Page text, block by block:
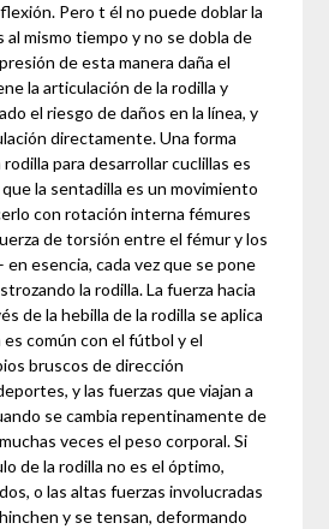
Pero t él no puede doblar la
al mismo tiempo y no se dobla de
de esta manera daña el
la articulación de la rodilla y
el riesgo de daños en la línea, y
directamente. Una forma
para desarrollar cuclillas es
la sentadilla es un movimiento
con rotación interna fémures
de torsión entre el fémur y los
en esencia, cada vez que se pone
la rodilla. La fuerza hacia
de la hebilla de la rodilla se aplica
común con el fútbol y el
bruscos de dirección
y las fuerzas que viajan a
se cambia repentinamente de
veces el peso corporal. Si
de la rodilla no es el óptimo,
o las altas fuerzas involucradas
y se tensan, deformando